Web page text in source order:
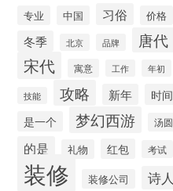
专业 中国 习俗 价格
冬季 北京 品牌 唐代
宋代 寓意 工作 年初
技能 攻略 新年 时间
是一个 梦幻西游 汤圆
的是 礼物 红包 考试
装修 装修公司 诗人